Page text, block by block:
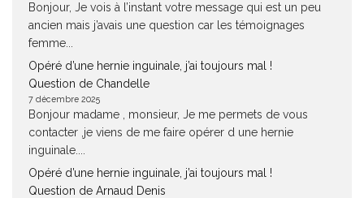
Bonjour, Je vois à l’instant votre message qui est un peu
ancien mais j’avais une question car les témoignages
femme...
Opéré d’une hernie inguinale, j’ai toujours mal !
Question de Chandelle
7 décembre 2025
Bonjour madame , monsieur, Je me permets de vous
contacter ,je viens de me faire opérer d une hernie
inguinale....
Opéré d’une hernie inguinale, j’ai toujours mal !
Question de Arnaud Denis